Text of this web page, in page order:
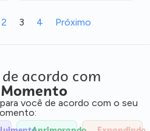
2 3 4 Próximo
acordo com
você de acordo com o seu